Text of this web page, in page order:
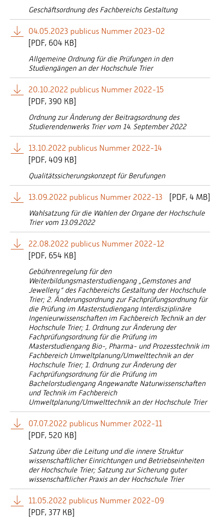
Geschäftsordnung des Fachbereichs Gestaltung
04.05.2023 publicus Nummer 2023-02
PDF 604 KB]
Allgemeine Ordnung für die Prüfungen in den
Studiengängen an der Hochschule Trier
20.10.2022 publicus Nummer 2022-15
PDF 390 KB]
Ordnung zur Änderung der Beitragsordnung des
Studierendenwerks Trier vom 14. September 2022
13.10.2022 publicus Nummer 2022-14
PDF 409 KB]
Qualitätssicherungskonzept für Berufungen
13.09.2022 publicus Nummer 2022-13 PDF 4 MB]
Wahlsatzung für die Wahlen der Organe der Hochschule
Trier vom 13.09.2022
22.08.2022 publicus Nummer 2022-12
PDF 654 KB]
Gebührenregelung für den
Weiterbildungsmasterstudiengang „Gemstones and
Jewellery“ des Fachbereichs Gestaltung der Hochschule
Trier; 2. Änderungsordnung zur Fachprüfungsordnung für
die Prüfung im Masterstudiengang Interdisziplinäre
Ingenieurwissenschaften im Fachbereich Technik an der
Hochschule Trier; 1. Ordnung zur Änderung der
Fachprüfungsordnung für die Prüfung im
Masterstudiengang Bio-, Pharma- und Prozesstechnik im
Fachbereich Umweltplanung/Umwelttechnik an der
Hochschule Trier; 1. Ordnung zur Änderung der
Fachprüfungsordnung für die Prüfung im
Bachelorstudiengang Angewandte Naturwissenschaften
und Technik im Fachbereich
Umweltplanung/Umwelttechnik an der Hochschule Trier
07.07.2022 publicus Nummer 2022-11
PDF 520 KB]
Satzung über die Leitung und die innere Struktur
wissenschaftlicher Einrichtungen und Betriebseinheiten
der Hochschule Trier; Satzung zur Sicherung guter
wissenschaftlicher Praxis an der Hochschule Trier
11.05.2022 publicus Nummer 2022-09
PDF 377 KB]